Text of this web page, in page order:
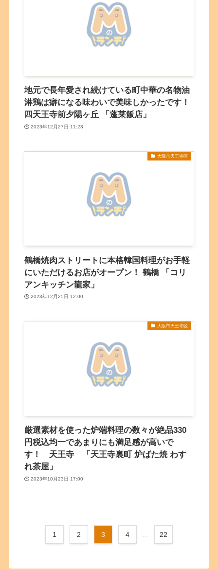
地元で長年愛され続けている町中華の名物油
淋鶏は癖になる味わいで美味しかったです！
四天王寺前夕陽ヶ丘 「蓬莱飯店」
2023年12月27日 11:23
大阪市天王寺区
鶴橋焼肉ストリートに本格韓国料理がお手軽
にいただけるお店がオープン！ 鶴橋 「コリ
アンキッチン龍家」
2023年12月25日 12:00
大阪市天王寺区
厳選素材を使った炉端料理の数々が絶品330
円税込均一であまりにも満足感が高いで
す！ 天王寺 「天王寺裏町 炉ばた焼 わす
れ茶屋」
2023年10月23日 17:00
1 2 3 4 22